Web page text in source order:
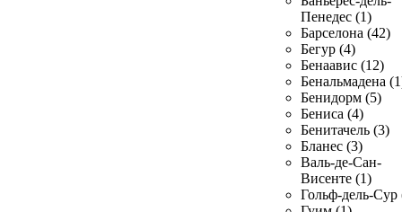
Пенедес (1)
Барселона (42)
Бегур (4)
Бенаавис (12)
Бенальмадена
Бенидорм (5)
Бениса (4)
Бенитачель (3)
Бланес (3)
Валь-де-Сан-
Висенте (1)
Гольф-дель-Сур